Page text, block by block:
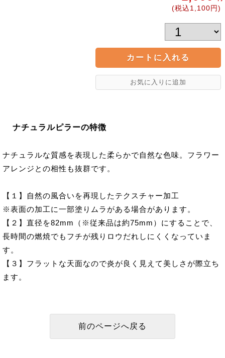
(税込1,100円)
ナチュラルピラーの特徴
ナチュラルな質感を表現した柔らかで自然な色味。フラワー
アレンジとの相性も抜群です。
【１】自然の風合いを再現したテクスチャー加工
※表面の加工に一部塗りムラがある場合があります。
【２】直径を82mm（※従来品は約75mm）にすることで、
長時間の燃焼でもフチが残りロウだれしにくくなっていま
す。
【３】フラットな天面なので炎が良く見えて美しさが際立ち
ます。